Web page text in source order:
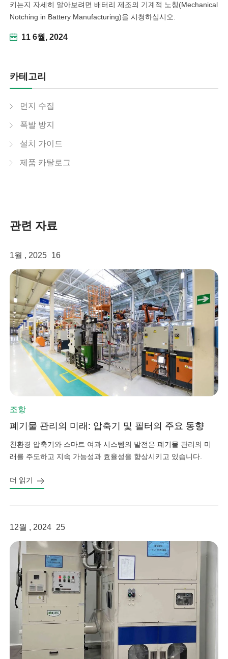
11 6월, 2024
카테고리
먼지 수집
폭발 방지
설치 가이드
제품 카탈로그
linkedin
facebook
twitter
키는지 자세히 알아보려면 배터리 제조의 기계적 노칭(Mechanical
Notching in Battery Manufacturing)을 시청하십시오.
관련 자료
1월 , 2025 16
조항
폐기물 관리의 미래: 압축기 및 필터의 주요 동향
친환경 압축기와 스마트 여과 시스템의 발전은 폐기물 관리의 미
래를 주도하고 지속 가능성과 효율성을 향상시키고 있습니다.
더 읽기
12월 , 2024 25